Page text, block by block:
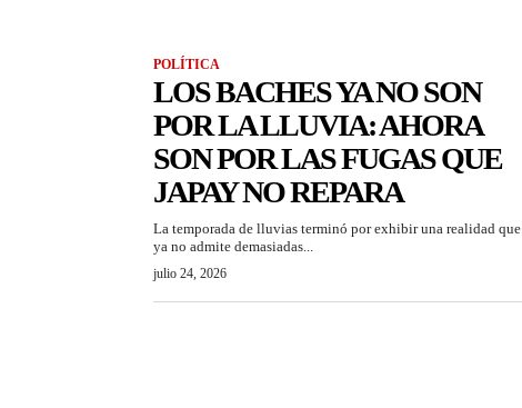
POLÍTICA
LOS BACHES YA NO SON
POR LA LLUVIA: AHORA
SON POR LAS FUGAS QUE
JAPAY NO REPARA
La temporada de lluvias terminó por exhibir una realidad que
ya no admite demasiadas...
julio 24, 2026